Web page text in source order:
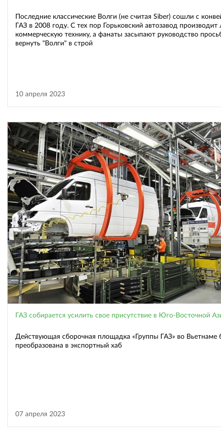
Последние классические Волги (не считая Siber) сошли с
ГАЗ в 2008 году. С тех пор Горьковский автозавод
коммерческую технику, а фанаты засыпают руководство
вернуть "Волги" в строй
10 апреля 2023
ГАЗ собирается усилить свое присутствие в Юго-Восточной
Действующая сборочная площадка «Группы ГАЗ» во Вьетнаме
преобразована в экспортный хаб
07 апреля 2023